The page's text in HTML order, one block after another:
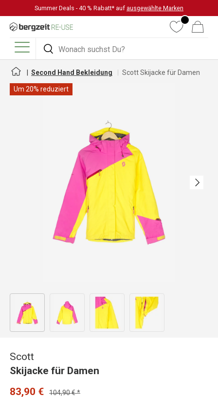
DIREKT ZUM INHALT
Summer Deals - 40 % Rabatt* auf ausgewählte Marken
Suchen
Suchen
WunschlisteWarenkorb
Menü
Second Hand Bekleidung Scott Skijacke für Damen
Um 20% reduziert
Nächste
Bild 1 in Galerieansicht laden
Scott
Skijacke für Damen
83,90 €
104,90 € *